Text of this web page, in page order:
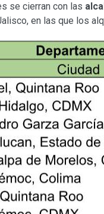
se cierran con las
en las que los